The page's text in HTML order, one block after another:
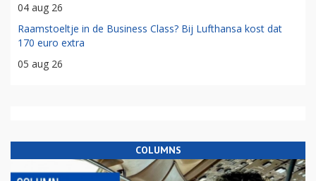
04 aug 26
Raamstoeltje in de Business Class? Bij Lufthansa kost dat
170 euro extra
05 aug 26
COLUMNS